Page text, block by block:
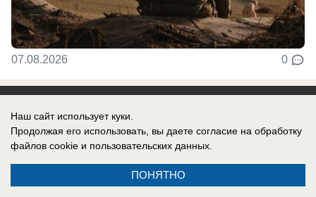
07.08.2026 0
Реклама на сайте
Информация
Наш сайт использует куки.
Продолжая его использовать, вы даете согласие на обработку
файлов cookie и пользовательских данных.
ПОНЯТНО